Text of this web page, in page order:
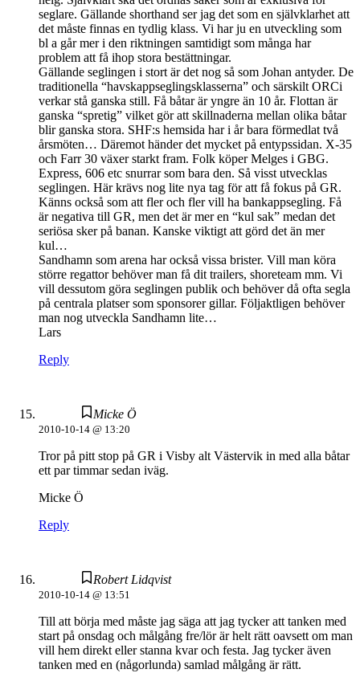
seglare. Gällande shorthand ser jag det som en självklarhet att
det måste finnas en tydlig klass. Vi har ju en utveckling som
bl a går mer i den riktningen samtidigt som många har
problem att få ihop stora bestättningar.
Gällande seglingen i stort är det nog så som Johan antyder. De
traditionella “havskappseglingsklasserna” och särskilt ORCi
verkar stå ganska still. Få båtar är yngre än 10 år. Flottan är
ganska “spretig” vilket gör att skillnaderna mellan olika båtar
blir ganska stora. SHF:s hemsida har i år bara förmedlat två
årsmöten… Däremot händer det mycket på entypssidan. X-35
och Farr 30 växer starkt fram. Folk köper Melges i GBG.
Express, 606 etc snurrar som bara den. Så visst utvecklas
seglingen. Här krävs nog lite nya tag för att få fokus på GR.
Känns också som att fler och fler vill ha bankappsegling. Få
är negativa till GR, men det är mer en “kul sak” medan det
seriösa sker på banan. Kanske viktigt att görd det än mer
kul…
Sandhamn som arena har också vissa brister. Vill man köra
större regattor behöver man få dit trailers, shoreteam mm. Vi
vill dessutom göra seglingen publik och behöver då ofta segla
på centrala platser som sponsorer gillar. Följaktligen behöver
man nog utveckla Sandhamn lite…
Lars
Reply
Micke Ö
2010-10-14 @ 13:20
Tror på pitt stop på GR i Visby alt Västervik in med alla båtar
ett par timmar sedan iväg.
Micke Ö
Reply
Robert Lidqvist
2010-10-14 @ 13:51
Till att börja med måste jag säga att jag tycker att tanken med
start på onsdag och målgång fre/lör är helt rätt oavsett om man
vill hem direkt eller stanna kvar och festa. Jag tycker även
tanken med en (någorlunda) samlad målgång är rätt.